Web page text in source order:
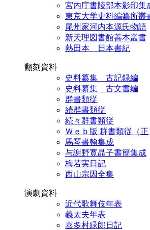
宮内庁書陵部本影印集
東京大学史料編纂所叢
尾州家河内本源氏物語
新天理図書館善本叢書
熱田本 日本書紀
翻刻資料
史料纂集 古記録編
史料纂集 古文書編
群書類従
続群書類従
続々群書類従
Ｗｅｂ版 群書類従（正
馬琴書翰集成
与謝野寛晶子書簡集成
梅若実日記
西山宗因全集
演劇資料
近代歌舞伎年表
義太夫年表
喜多村緑郎日記